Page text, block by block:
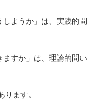
ようか」は、実践的問
すか」は、理論的問い
ます。